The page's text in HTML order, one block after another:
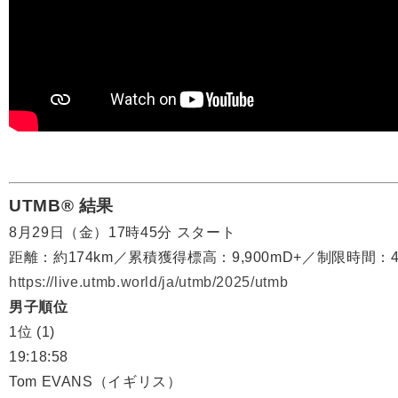
UTMB® 結果
8月29日（金）17時45分 スタート
距離：約174km／累積獲得標高：9,900mD+／制限時間：
https://live.utmb.world/ja/utmb/2025/utmb
男子順位
1位 (1)
19:18:58
Tom EVANS（イギリス）